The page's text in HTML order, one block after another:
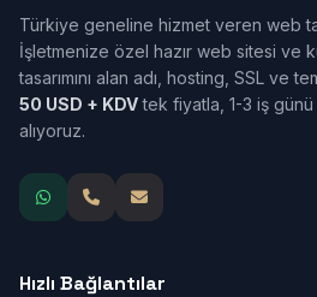
Türkiye geneline hizmet veren web
İşletmenize özel hazır web sitesi ve
tasarımını alan adı, hosting, SSL ve
50 USD + KDVtek fiyatla, 1-3 iş günü
alıyoruz.
Hızlı Bağlantılar